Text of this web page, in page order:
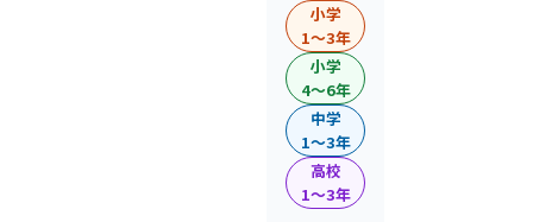
小学
1〜3年
小学
4〜6年
中学
1〜3年
高校
1〜3年